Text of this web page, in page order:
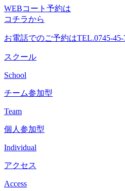
キ
ッ
WEBコート予約は
コチラから
お電話でのご予約はTEL.0745-45-
スクール
School
チーム参加型
Team
個人参加型
Individual
アクセス
Access